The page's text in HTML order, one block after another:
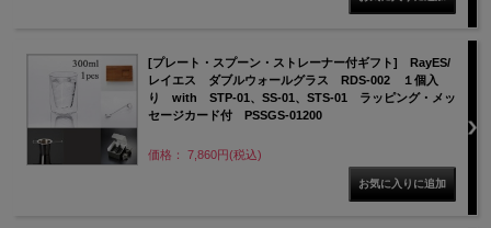
[プレート・スプーン・ストレーナー付ギフト] RayES/
レイエス ダブルウォールグラス RDS-002 １個入
り with STP-01、SS-01、STS-01 ラッピング・メッ
セージカード付 PSSGS-01200
価格： 7,860円(税込)